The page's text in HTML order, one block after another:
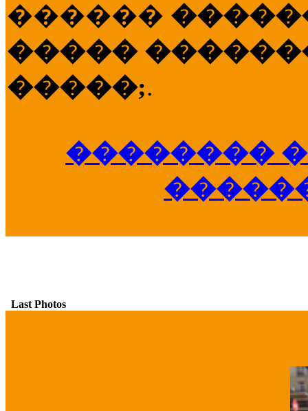
������
�����
�����;.
��������
Last Photos